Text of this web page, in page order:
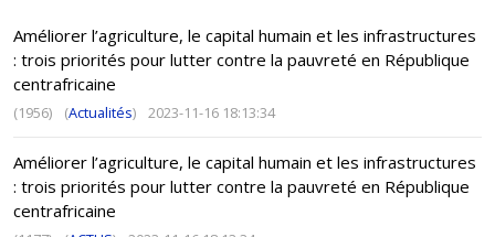
Améliorer l’agriculture, le capital humain et les infrastructures
: trois priorités pour lutter contre la pauvreté en République
centrafricaine
(1956) (Actualités) 2023-11-16 18:13:34
Améliorer l’agriculture, le capital humain et les infrastructures
: trois priorités pour lutter contre la pauvreté en République
centrafricaine